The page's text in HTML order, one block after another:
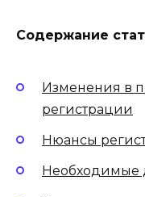
Содержание
Изменения в
регистрации
Нюансы
Необходимые